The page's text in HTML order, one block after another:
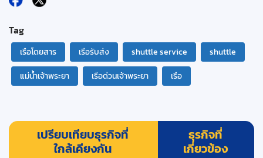
Tag
เรือโดยสาร เรือรับส่ง shuttle service
shuttle
แม่น้ำเจ้าพระยา
เรือด่วนเจ้าพระยา เรือ
เปรียบเทียบธุรกิจที่
ใกล้เคียงกัน
ธุรกิจที่
เกี่ยวข้อง